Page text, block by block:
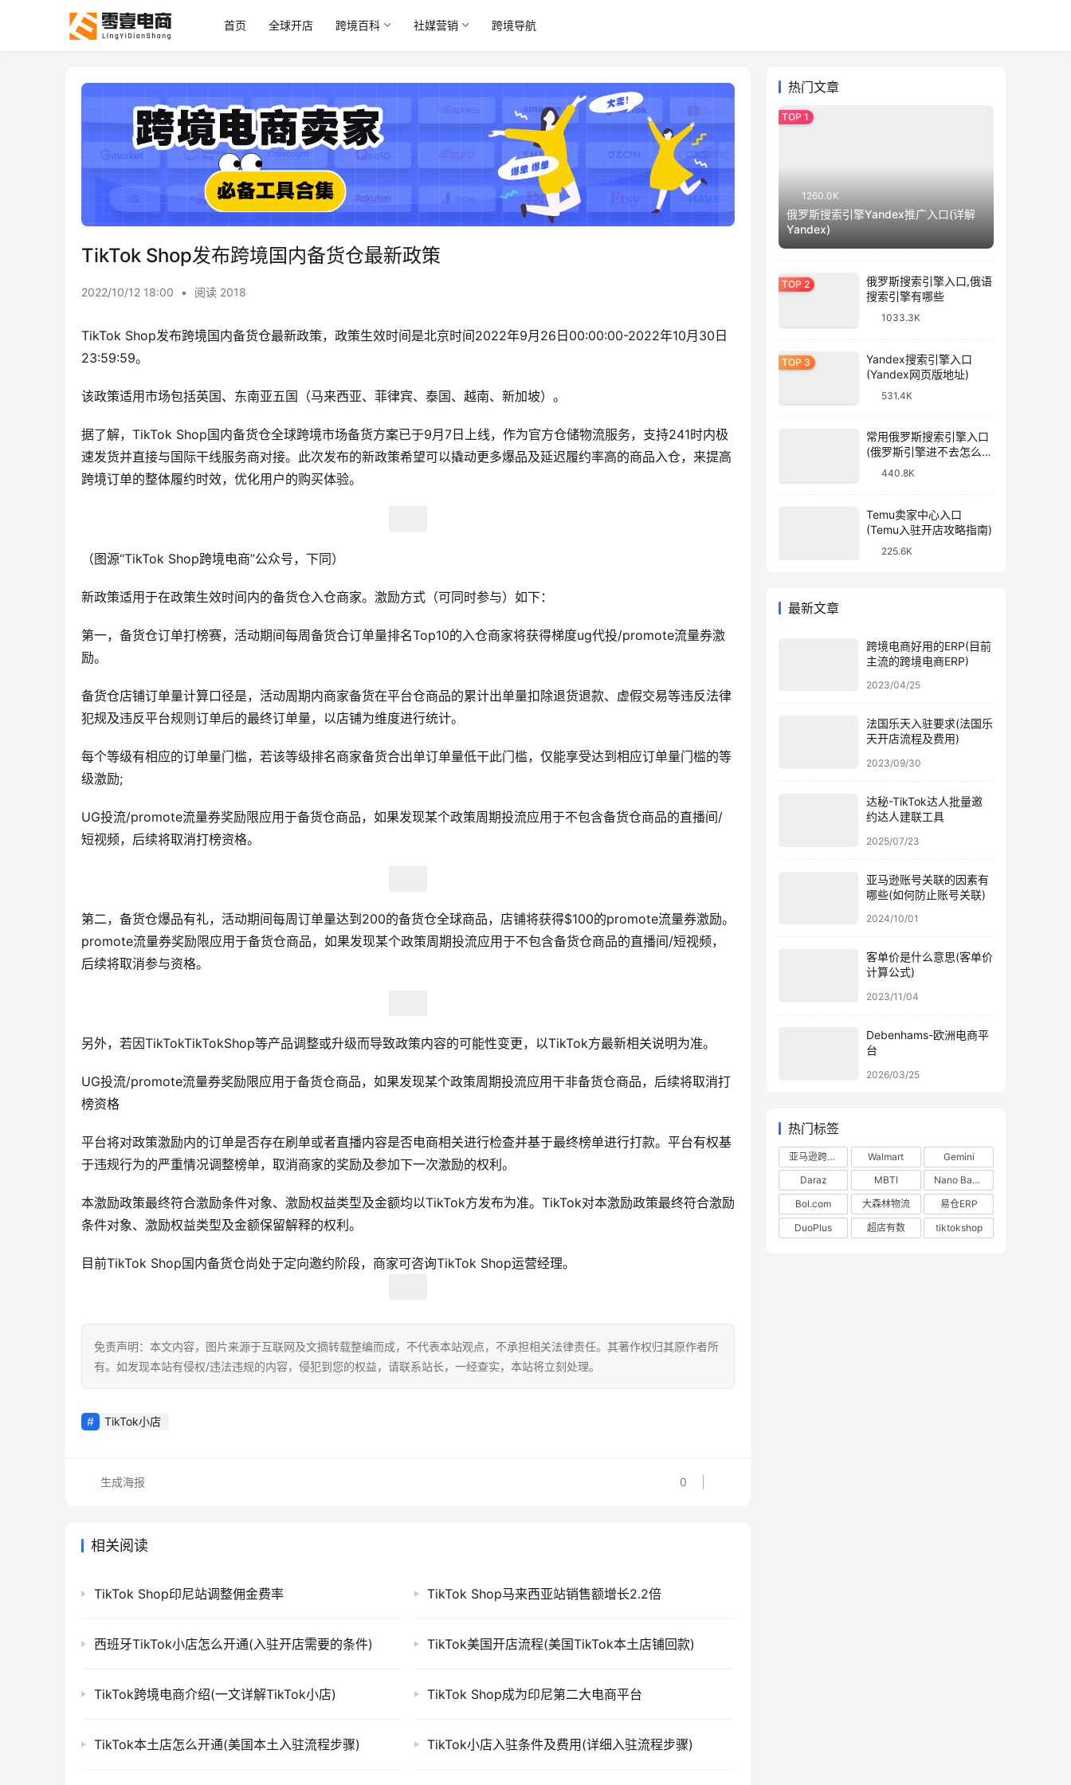
首页 全球开店 跨境百科 社媒营销 跨境导航
TikTok Shop发布跨境国内备货仓最新政策
2022/10/12 18:00 • 阅读 2018
TikTok Shop发布跨境国内备货仓最新政策，政策生效时间是北京时间2022年9月26日00:00:00-2022年10月30日
23:59:59。
该政策适用市场包括英国、东南亚五国（马来西亚、菲律宾、泰国、越南、新加坡）。
据了解，TikTok Shop国内备货仓全球跨境市场备货方案已于9月7日上线，作为官方仓储物流服务，支持241时内极
速发货并直接与国际干线服务商对接。此次发布的新政策希望可以撬动更多爆品及延迟履约率高的商品入仓，来提高
跨境订单的整体履约时效，优化用户的购买体验。
（图源“TikTok Shop跨境电商”公众号，下同）
新政策适用于在政策生效时间内的备货仓入仓商家。激励方式（可同时参与）如下：
第一，备货仓订单打榜赛，活动期间每周备货合订单量排名Top10的入仓商家将获得梯度ug代投/promote流量券激
励。
备货仓店铺订单量计算口径是，活动周期内商家备货在平台仓商品的累计出单量扣除退货退款、虚假交易等违反法律
犯规及违反平台规则订单后的最终订单量，以店铺为维度进行统计。
每个等级有相应的订单量门槛，若该等级排名商家备货合出单订单量低干此门槛，仅能享受达到相应订单量门槛的等
级激励;
UG投流/promote流量券奖励限应用于备货仓商品，如果发现某个政策周期投流应用于不包含备货仓商品的直播间/
短视频，后续将取消打榜资格。
第二，备货仓爆品有礼，活动期间每周订单量达到200的备货仓全球商品，店铺将获得$100的promote流量券激励。
promote流量券奖励限应用于备货仓商品，如果发现某个政策周期投流应用于不包含备货仓商品的直播间/短视频，
后续将取消参与资格。
另外，若因TikTokTikTokShop等产品调整或升级而导致政策内容的可能性变更，以TikTok方最新相关说明为准。
UG投流/promote流量券奖励限应用于备货仓商品，如果发现某个政策周期投流应用干非备货仓商品，后续将取消打
榜资格
平台将对政策激励内的订单是否存在刷单或者直播内容是否电商相关进行检查并基于最终榜单进行打款。平台有权基
于违规行为的严重情况调整榜单，取消商家的奖励及参加下一次激励的权利。
本激励政策最终符合激励条件对象、激励权益类型及金额均以TikTok方发布为准。TikTok对本激励政策最终符合激励
条件对象、激励权益类型及金额保留解释的权利。
目前TikTok Shop国内备货仓尚处于定向邀约阶段，商家可咨询TikTok Shop运营经理。
免责声明：本文内容，图片来源于互联网及文摘转载整编而成，不代表本站观点，不承担相关法律责任。其著作权归其原作者所
有。如发现本站有侵权/违法违规的内容，侵犯到您的权益，请联系站长，一经查实，本站将立刻处理。
TikTok小店
0
生成海报
相关阅读
TikTok Shop印尼站调整佣金费率 TikTok Shop马来西亚站销售额增长2.2倍
西班牙TikTok小店怎么开通(入驻开店需要的条件) TikTok美国开店流程(美国TikTok本土店铺回款)
TikTok跨境电商介绍(一文详解TikTok小店) TikTok Shop成为印尼第二大电商平台
TikTok本土店怎么开通(美国本土入驻流程步骤) TikTok小店入驻条件及费用(详细入驻流程步骤)
热门文章
1260.0K
俄罗斯搜索引擎Yandex推广入口(详解
Yandex)
俄罗斯搜索引擎入口,俄语
搜索引擎有哪些
1033.3K
Yandex搜索引擎入口
(Yandex网页版地址)
531.4K
常用俄罗斯搜索引擎入口
(俄罗斯引擎进不去怎么
440.8K
Temu卖家中心入口
(Temu入驻开店攻略指南)
225.6K
最新文章
跨境电商好用的ERP(目前
主流的跨境电商ERP)
2023/04/25
法国乐天入驻要求(法国乐
天开店流程及费用)
2023/09/30
达秘-TikTok达人批量邀
约达人建联工具
2025/07/23
亚马逊账号关联的因素有
哪些(如何防止账号关联)
2024/10/01
客单价是什么意思(客单价
计算公式)
2023/11/04
Debenhams-欧洲电商平
台
2026/03/25
热门标签
亚马逊跨境电商 Walmart
Gemini
Daraz
MBTI
Nano Banana
Bol.com
大森林物流
易仓ERP
DuoPlus
超店有数 tiktokshop